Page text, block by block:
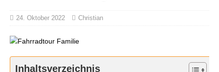
24. Oktober 2022 Christian
Inhaltsverzeichnis